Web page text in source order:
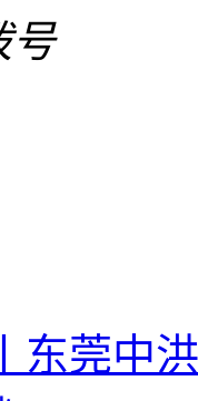
号
东莞中